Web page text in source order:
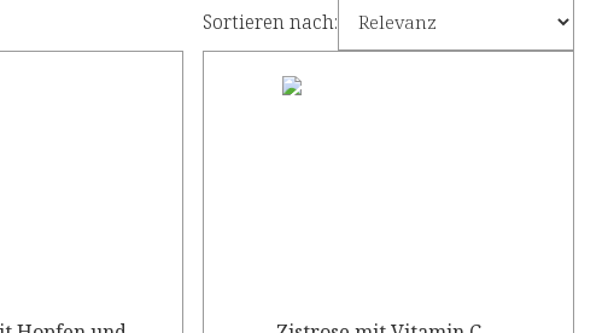
Sortieren nach: